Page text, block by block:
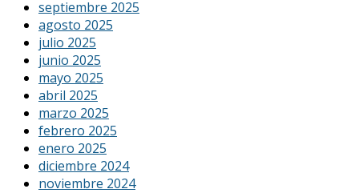
septiembre 2025
agosto 2025
julio 2025
junio 2025
mayo 2025
abril 2025
marzo 2025
febrero 2025
enero 2025
diciembre 2024
noviembre 2024